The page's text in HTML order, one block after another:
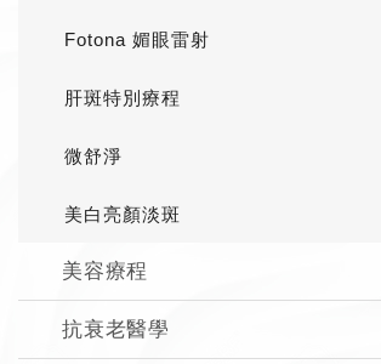
Fotona 媚眼雷射
肝斑特別療程
微舒淨
美白亮顏淡斑
美容療程
抗衰老醫學